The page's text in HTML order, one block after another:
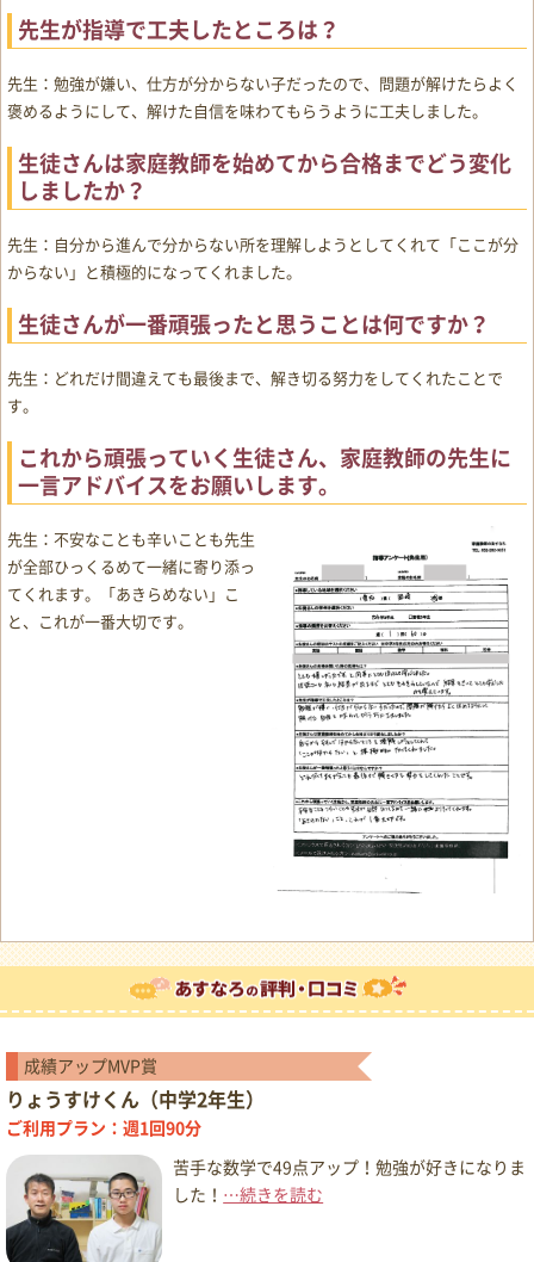
先生が指導で工夫したところは？
先生：勉強が嫌い、仕方が分からない子だったので、問題が解けたらよく
褒めるようにして、解けた自信を味わてもらうように工夫しました。
生徒さんは家庭教師を始めてから合格までどう変化
しましたか？
先生：自分から進んで分からない所を理解しようとしてくれて「ここが分
からない」と積極的になってくれました。
生徒さんが一番頑張ったと思うことは何ですか？
先生：どれだけ間違えても最後まで、解き切る努力をしてくれたことで
す。
これから頑張っていく生徒さん、家庭教師の先生に
一言アドバイスをお願いします。
先生：不安なことも辛いことも先生
が全部ひっくるめて一緒に寄り添っ
てくれます。「あきらめない」こ
と、これが一番大切です。
成績アップMVP賞
りょうすけくん（中学2年生）
ご利用プラン：週1回90分
苦手な数学で49点アップ！勉強が好きになりま
した！ …続きを読む